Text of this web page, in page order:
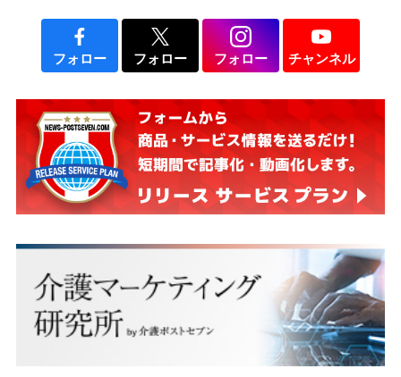
フォロー フォロー フォロー チャンネル